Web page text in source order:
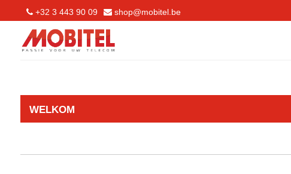
+32 3 443 90 09 shop@mobitel.be
WELKOM